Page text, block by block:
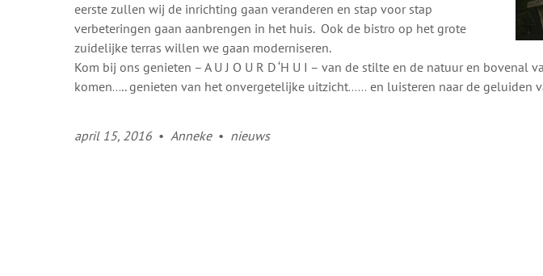
eerste zullen wij de inrichting gaan veranderen en stap voor stap
verbeteringen gaan aanbrengen in het huis. Ook de bistro op het grote
zuidelijke terras willen we gaan moderniseren.
Kom bij ons genieten – A U J O U R D ‘H U I – van de stilte en de natuur en
komen….. genieten van het onvergetelijke uitzicht…… en luisteren naar de geluiden
april 15, 2016 • Anneke • nieuws